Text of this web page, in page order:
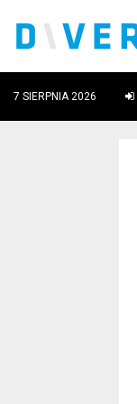
7 SIERPNIA 2026